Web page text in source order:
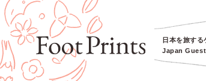
日本を旅す
Japan